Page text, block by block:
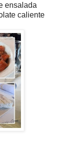
ensalada
caliente